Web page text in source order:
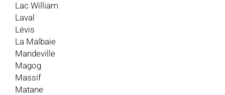
Lac William
Laval
Lévis
La Malbaie
Mandeville
Magog
Massif
Matane